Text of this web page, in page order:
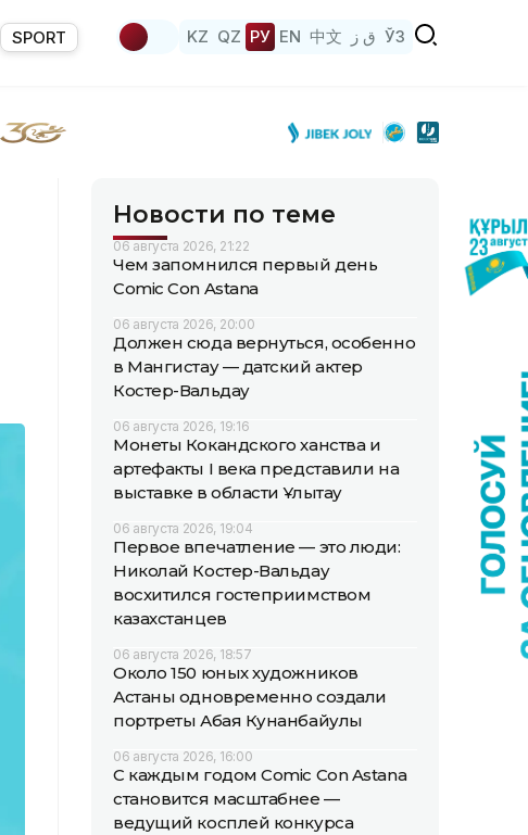
SPORT KZ QZ РУ EN 中文 ق ز ЎЗ
Новости по теме
06 августа 2026, 21:22
Чем запомнился первый день
Comic Con Astana
06 августа 2026, 20:00
Должен сюда вернуться, особенно
в Мангистау — датский актер
Костер-Вальдау
06 августа 2026, 19:16
Монеты Кокандского ханства и
артефакты I века представили на
выставке в области Ұлытау
06 августа 2026, 19:04
Первое впечатление — это люди:
Николай Костер-Вальдау
восхитился гостеприимством
казахстанцев
06 августа 2026, 18:57
Около 150 юных художников
Астаны одновременно создали
портреты Абая Кунанбайулы
06 августа 2026, 16:00
С каждым годом Comic Con Astana
становится масштабнее —
ведущий косплей конкурса